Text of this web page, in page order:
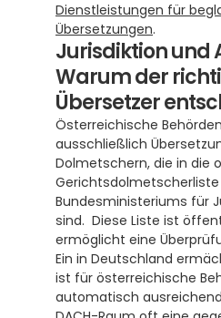
Dienstleistungen für
Übersetzungen.
Jurisdiktion und
Warum der
Übersetzer
Österreichische
ausschließlich
Dolmetschern, die in die
Gerichtsdolmetscherliste
Bundesministeriums für
sind.  Diese Liste ist
ermöglicht eine
Ein in Deutschland
ist für österreichische
automatisch